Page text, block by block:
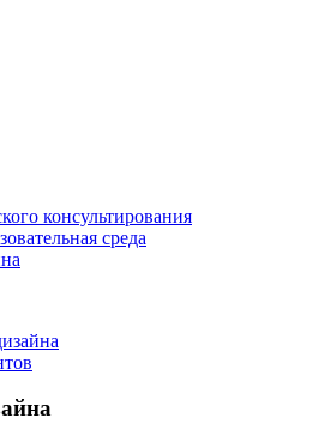
консультирования
среда